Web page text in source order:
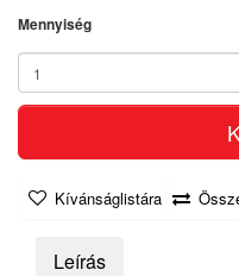
Mennyiség
Kívánságlistára
Leírás